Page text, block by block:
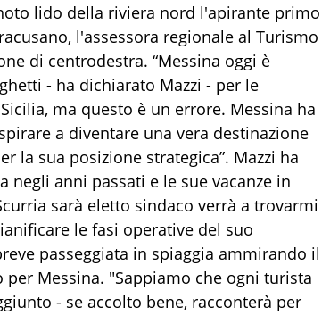
lido della riviera nord l'apirante primo
l'assessora regionale al Turismo
di centrodestra. “Messina oggi è
- ha dichiarato Mazzi - per le
ma questo è un errore. Messina ha
a diventare una vera destinazione
la sua posizione strategica”. Mazzi ha
negli anni passati e le sue vacanze in
sarà eletto sindaco verrà a trovarmi
le fasi operative del suo
passeggiata in spiaggia ammirando il
Messina. "Sappiamo che ogni turista
- se accolto bene, racconterà per